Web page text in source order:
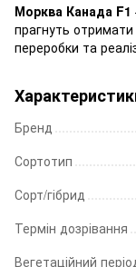
Морква Канада F1
прагнуть отримати
переробки та
Бренд
Сортотип
Сорт/гібрид
Термін дозрівання
Вегетаційний